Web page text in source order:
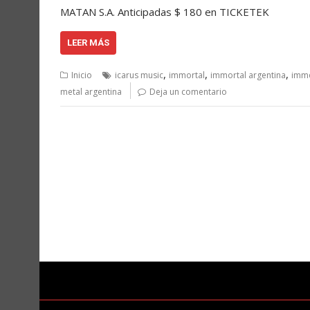
MATAN S.A. Anticipadas $ 180 en TICKETEK
LEER MÁS
Inicio icarus music, immortal, immortal argentina,
metal argentina
Deja un comentario